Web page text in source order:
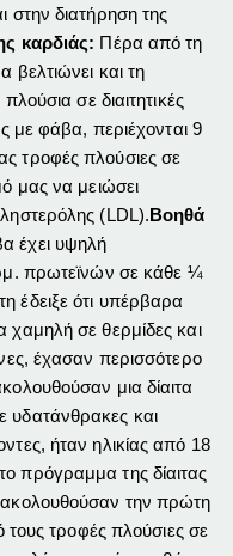
στην διατήρηση της
καρδιάς: Πέρα από τη
βελτιώνει και τη
σε διαιτητικές
με φάβα, περιέχονται 9
τροφές πλούσιες σε
μας να μειώσει
(LDL).Βοηθά
έχει υψηλή
πρωτεϊνών σε κάθε ¼
έδειξε ότι υπέρβαρα
χαμηλή σε θερμίδες και
έχασαν περισσότερο
μια δίαιτα
υδατάνθρακες και
ήταν ηλικίας από 18
πρόγραμμα της δίαιτας
την πρώτη
τους τροφές πλούσιες σε